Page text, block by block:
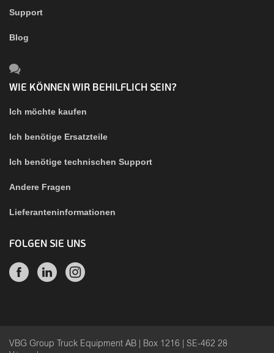
Support
Blog
WIE KÖNNEN WIR BEHILFLICH SEIN?
Ich möchte kaufen
Ich benötige Ersatzteile
Ich benötige technischen Support
Andere Fragen
Lieferanteninformationen
FOLGEN SIE UNS
VBG Group Truck Equipment AB | Box 1216 | SE-462 28